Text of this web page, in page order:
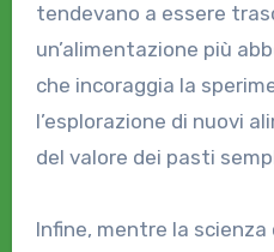
tendevano a essere
un’alimentazione più
che incoraggia la
l’esplorazione di nuovi
del valore dei pasti
Infine, mentre la